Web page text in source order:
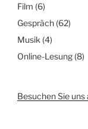
Film (6)
Gespräch(62)
Musik (4)
Online-Lesung(8)
Besuchen Sie